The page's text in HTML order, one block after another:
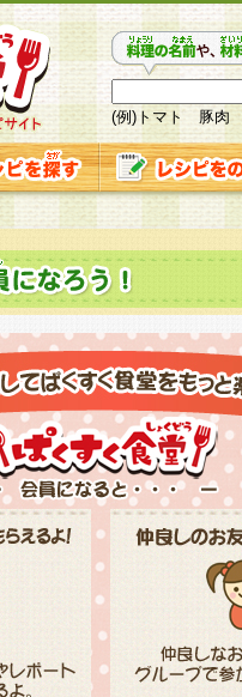
(例)トマト 豚肉